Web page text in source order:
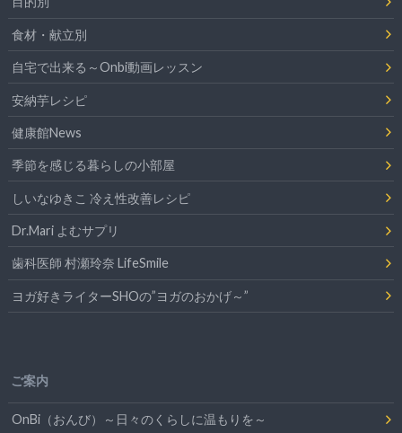
食材・献立別
自宅で出来る～Onbi動画レッスン
安納芋レシピ
健康館News
季節を感じる暮らしの小部屋
しいなゆきこ 冷え性改善レシピ
Dr.Mari よむサプリ
歯科医師 村瀬玲奈 LifeSmile
ヨガ好きライターSHOの”ヨガのおかげ～”
ご案内
OnBi（おんび）～日々のくらしに温もりを～